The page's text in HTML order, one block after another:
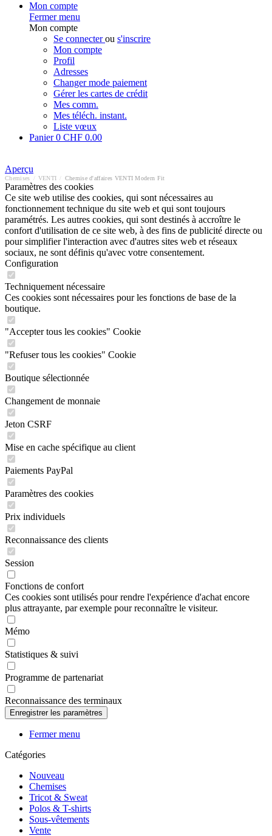
Mon compte
Fermer menu
Mon compte
Se connecterou s'inscrire
Mon compte
Profil
Adresses
Changer mode paiement
Gérer les cartes de crédit
Mes comm.
Mes téléch. instant.
Liste vœux
Panier0 CHF 0.00
Aperçu
Chemises VENTI Chemise d'affaires VENTI Modern Fit
Paramètres des cookies
Ce site web utilise des cookies, qui sont nécessaires au
fonctionnement technique du site web et qui sont toujours
paramétrés. Les autres cookies, qui sont destinés à accroître le
confort d'utilisation de ce site web, à des fins de publicité directe ou
pour simplifier l'interaction avec d'autres sites web et réseaux
sociaux, ne sont définis qu'avec votre consentement.
Configuration
Techniquement nécessaire
Ces cookies sont nécessaires pour les fonctions de base de la
boutique.
"Accepter tous les cookies" Cookie
"Refuser tous les cookies" Cookie
Boutique sélectionnée
Changement de monnaie
Jeton CSRF
Mise en cache spécifique au client
Paiements PayPal
Paramètres des cookies
Prix individuels
Reconnaissance des clients
Session
Fonctions de confort
Ces cookies sont utilisés pour rendre l'expérience d'achat encore
plus attrayante, par exemple pour reconnaître le visiteur.
Mémo
Statistiques & suivi
Programme de partenariat
Reconnaissance des terminaux
Fermer menu
Catégories
Nouveau
Chemises
Tricot & Sweat
Polos & T-shirts
Sous-vêtements
Vente